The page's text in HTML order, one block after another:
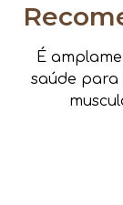
É
saúde para